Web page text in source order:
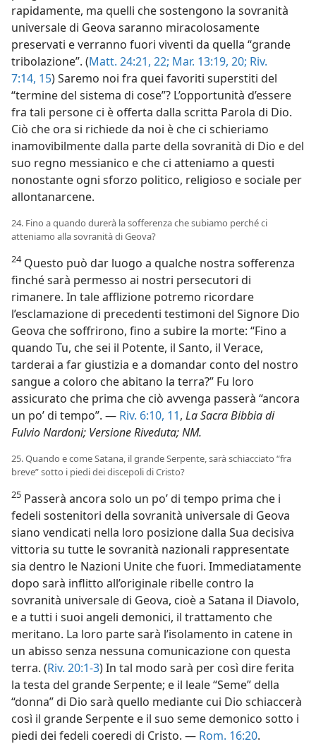
rapidamente, ma quelli che sostengono la sovranità
universale di Geova saranno miracolosamente
preservati e verranno fuori viventi da quella “grande
tribolazione”. (Matt. 24:21, 22; Mar. 13:19, 20; Riv.
7:14, 15) Saremo noi fra quei favoriti superstiti del
“termine del sistema di cose”? L’opportunità d’essere
fra tali persone ci è offerta dalla scritta Parola di Dio.
Ciò che ora si richiede da noi è che ci schieriamo
inamovibilmente dalla parte della sovranità di Dio e del
suo regno messianico e che ci atteniamo a questi
nonostante ogni sforzo politico, religioso e sociale per
allontanarcene.
24. Fino a quando durerà la sofferenza che subiamo perché ci
atteniamo alla sovranità di Geova?
24Questo può dar luogo a qualche nostra sofferenza
finché sarà permesso ai nostri persecutori di
rimanere. In tale afflizione potremo ricordare
l’esclamazione di precedenti testimoni del Signore Dio
Geova che soffrirono, fino a subire la morte: “Fino a
quando Tu, che sei il Potente, il Santo, il Verace,
tarderai a far giustizia e a domandar conto del nostro
sangue a coloro che abitano la terra?” Fu loro
assicurato che prima che ciò avvenga passerà “ancora
un po’ di tempo”. — Riv. 6:10, 11, La Sacra Bibbia di
Fulvio Nardoni; Versione Riveduta; NM.
25. Quando e come Satana, il grande Serpente, sarà schiacciato “fra
breve” sotto i piedi dei discepoli di Cristo?
25 Passerà ancora solo un po’ di tempo prima che i
fedeli sostenitori della sovranità universale di Geova
siano vendicati nella loro posizione dalla Sua decisiva
vittoria su tutte le sovranità nazionali rappresentate
sia dentro le Nazioni Unite che fuori. Immediatamente
dopo sarà inflitto all’originale ribelle contro la
sovranità universale di Geova, cioè a Satana il Diavolo,
e a tutti i suoi angeli demonici, il trattamento che
meritano. La loro parte sarà l’isolamento in catene in
un abisso senza nessuna comunicazione con questa
terra. (Riv. 20:1-3) In tal modo sarà per così dire ferita
la testa del grande Serpente; e il leale “Seme” della
“donna” di Dio sarà quello mediante cui Dio schiaccerà
così il grande Serpente e il suo seme demonico sotto i
piedi dei fedeli coeredi di Cristo. — Rom. 16:20.